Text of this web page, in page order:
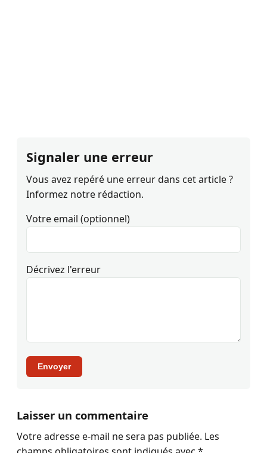
Signaler une erreur
Vous avez repéré une erreur dans cet article ?
Informez notre rédaction.
Votre email (optionnel)
Décrivez l'erreur
Envoyer
Laisser un commentaire
Votre adresse e-mail ne sera pas publiée. Les